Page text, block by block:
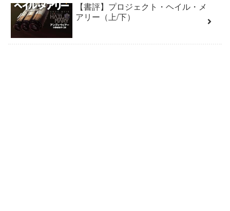
【書評】プロジェクト・ヘイル・メ
アリー（上/下）